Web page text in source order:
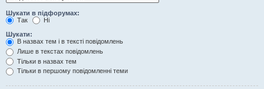
Шукати в підфорумах:
Так
Ні
Шукати:
В назвах тем і в тексті повідомлень
Лише в текстах повідомлень
Тільки в назвах тем
Тільки в першому повідомленні теми